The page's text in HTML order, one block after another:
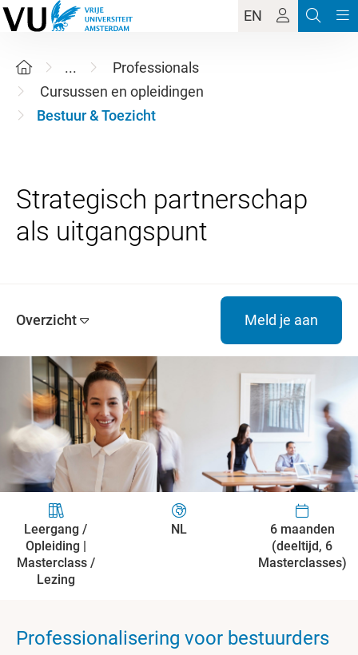
EN
...
Professionals
Cursussen en opleidingen
Bestuur & Toezicht
Strategisch partnerschap
Overzicht Meld je aan
Leergang /
Opleiding |
Masterclass /
Lezing
NL
6 maanden
(deeltijd, 6
Masterclasses)
Professionalisering voor bestuurders